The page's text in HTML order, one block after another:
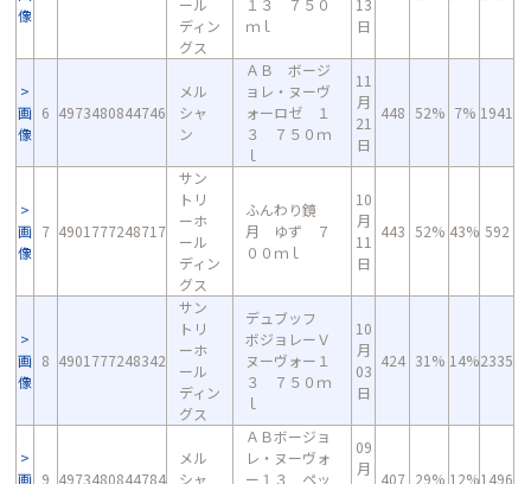
像
ール
ディン
グス
１３ ７５０
ｍｌ
13
日
画
像
6 4973480844746
メル
シャ
ン
ＡＢ ボージ
ョレ・ヌーヴ
ォーロゼ １
３ ７５０ｍ
ｌ
11
月
21
日
448 52% 7% 1941
画
像
7 4901777248717
サン
トリ
ーホ
ール
ディン
グス
ふんわり鏡
月 ゆず ７
００ｍｌ
10
月
11
日
443 52% 43% 592
画
像
8 4901777248342
サン
トリ
ーホ
ール
ディン
グス
デュブッフ
ボジョレーＶ
ヌーヴォー１
３ ７５０ｍ
ｌ
10
月
03
日
424 31% 14%2335
画 9 4973480844784
メル
シャ
ＡＢボージョ
レ・ヌーヴォ
ー１３ ペッ
09
月
407 29% 12%1496